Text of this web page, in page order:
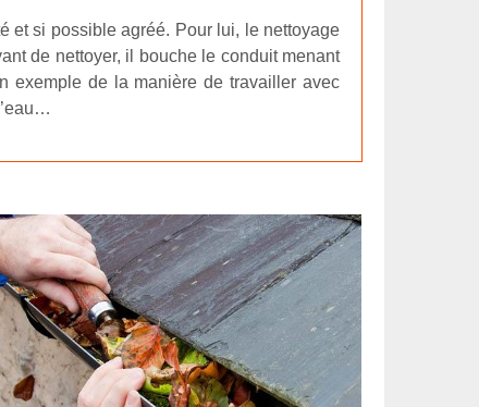
et si possible agréé. Pour lui, le nettoyage
de nettoyer, il bouche le conduit menant
exemple de la manière de travailler avec